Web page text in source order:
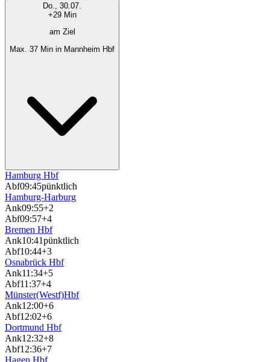
Do., 30.07.
+29 Min
am Ziel
Max. 37 Min in Mannheim Hbf
Hamburg Hbf
Abf09:45pünktlich
Hamburg-Harburg
Ank09:55+2
Abf09:57+4
Bremen Hbf
Ank10:41pünktlich
Abf10:44+3
Osnabrück Hbf
Ank11:34+5
Abf11:37+4
Münster(Westf)Hbf
Ank12:00+6
Abf12:02+6
Dortmund Hbf
Ank12:32+8
Abf12:36+7